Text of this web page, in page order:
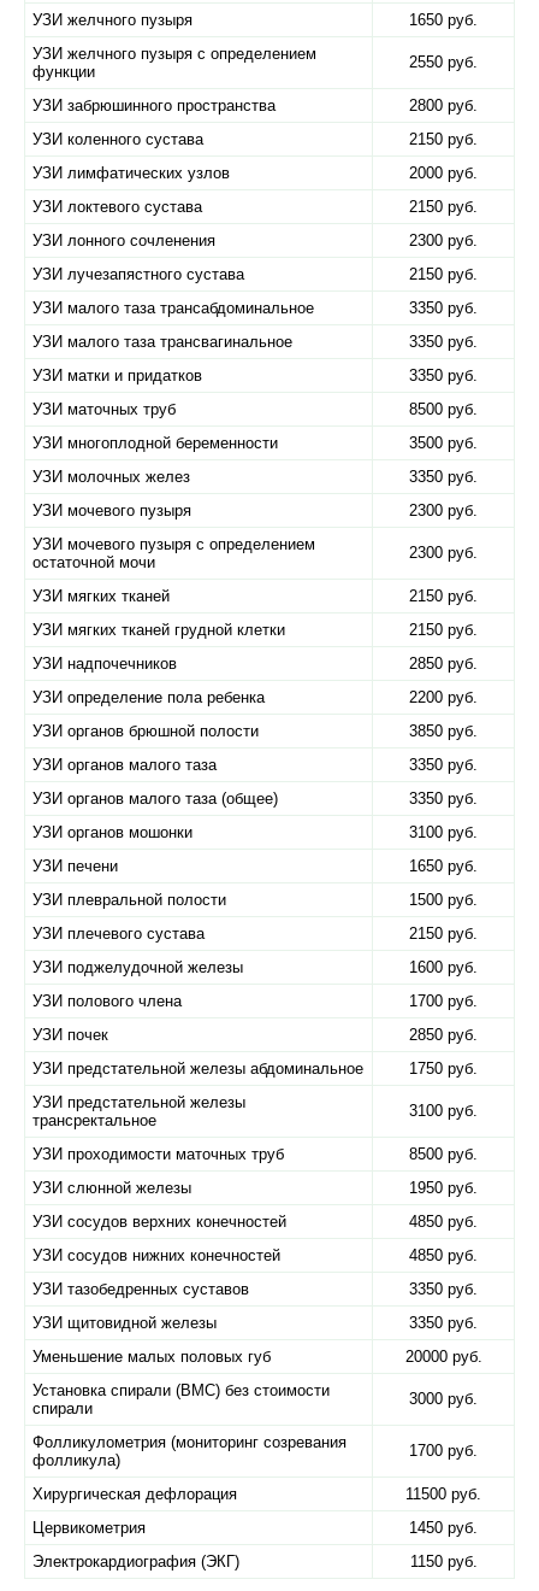
УЗИ желчного пузыря
1650 руб.
УЗИ желчного пузыря с определением
функции
2550 руб.
УЗИ забрюшинного пространства
2800 руб.
УЗИ коленного сустава
2150 руб.
УЗИ лимфатических узлов
2000 руб.
УЗИ локтевого сустава
2150 руб.
УЗИ лонного сочленения
2300 руб.
УЗИ лучезапястного сустава
2150 руб.
УЗИ малого таза трансабдоминальное
3350 руб.
УЗИ малого таза трансвагинальное
3350 руб.
УЗИ матки и придатков
3350 руб.
УЗИ маточных труб
8500 руб.
УЗИ многоплодной беременности
3500 руб.
УЗИ молочных желез
3350 руб.
УЗИ мочевого пузыря
2300 руб.
УЗИ мочевого пузыря с определением
остаточной мочи
2300 руб.
УЗИ мягких тканей
2150 руб.
УЗИ мягких тканей грудной клетки
2150 руб.
УЗИ надпочечников
2850 руб.
УЗИ определение пола ребенка
2200 руб.
УЗИ органов брюшной полости
3850 руб.
УЗИ органов малого таза
3350 руб.
УЗИ органов малого таза (общее)
3350 руб.
УЗИ органов мошонки
3100 руб.
УЗИ печени
1650 руб.
УЗИ плевральной полости
1500 руб.
УЗИ плечевого сустава
2150 руб.
УЗИ поджелудочной железы
1600 руб.
УЗИ полового члена
1700 руб.
УЗИ почек
2850 руб.
УЗИ предстательной железы абдоминальное
1750 руб.
УЗИ предстательной железы
трансректальное
3100 руб.
УЗИ проходимости маточных труб
8500 руб.
УЗИ слюнной железы
1950 руб.
УЗИ сосудов верхних конечностей
4850 руб.
УЗИ сосудов нижних конечностей
4850 руб.
УЗИ тазобедренных суставов
3350 руб.
УЗИ щитовидной железы
3350 руб.
Уменьшение малых половых губ
20000 руб.
Установка спирали (ВМС) без стоимости
спирали
3000 руб.
Фолликулометрия (мониторинг созревания
фолликула)
1700 руб.
Хирургическая дефлорация
11500 руб.
Цервикометрия
1450 руб.
Электрокардиография (ЭКГ)
1150 руб.